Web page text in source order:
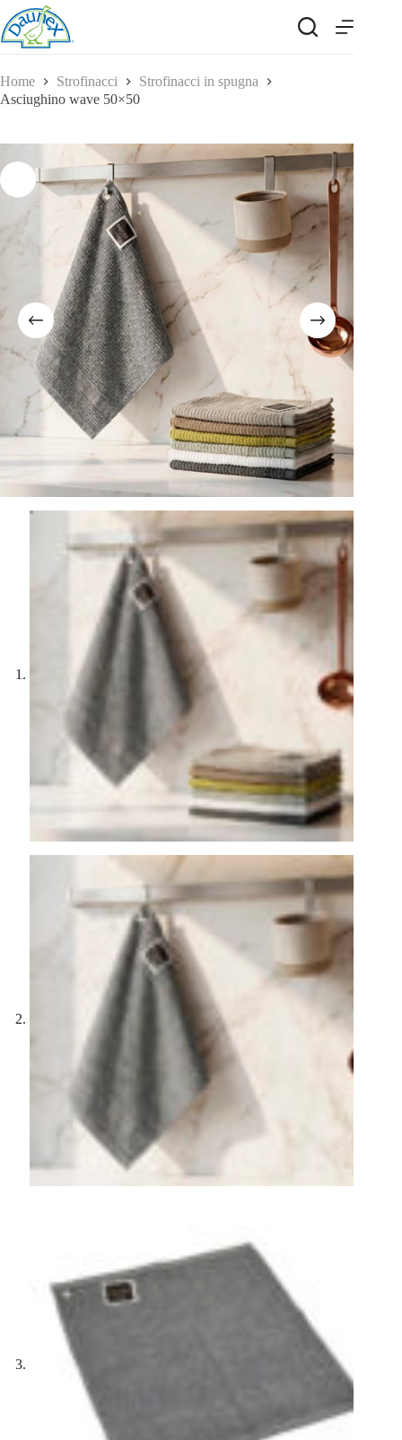
Salta
al
contenuto
Home Strofinacci
Strofinacci in spugna
Asciughino wave 50×50